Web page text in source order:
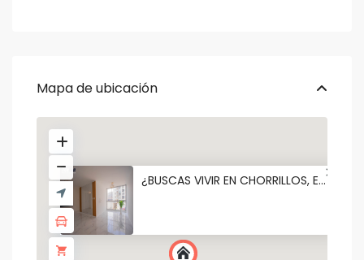
Mapa de ubicación
¿BUSCAS VIVIR EN CHORRILLOS, E...